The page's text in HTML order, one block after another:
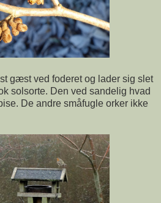
gæst ved foderet og lader sig slet
solsorte. Den ved sandelig hvad
De andre småfugle orker ikke